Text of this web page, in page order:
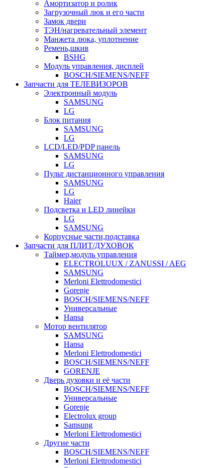
Амортизатор и ролик
Загрузочный люк и его части
Замок двери
ТЭН/нагревательный элемент
Манжета люка, уплотнение
Ремень,шкив
BSHG
Модуль управления, дисплей
BOSCH/SIEMENS/NEFF
Запчасти для ТЕЛЕВИЗОРОВ
Электронный модуль
SAMSUNG
LG
Блок питания
SAMSUNG
LG
LCD/LED/PDP панель
SAMSUNG
LG
Пульт дистанционного управления
SAMSUNG
LG
Haier
Подсветка и LED линейки
LG
SAMSUNG
Корпусные части,подставка
Запчасти для ПЛИТ/ДУХОВОК
Таймер,модуль управления
ELECTROLUUX / ZANUSSI / AEG
SAMSUNG
Merloni Elettrodomestici
Gorenje
BOSCH/SIEMENS/NEFF
Универсальные
Hansa
Мотор вентилятор
SAMSUNG
Hansa
Merloni Elettrodomestici
BOSCH/SIEMENS/NEFF
GORENJE
Дверь духовки и её части
BOSCH/SIEMENS/NEFF
Универсальные
Gorenje
Electrolux group
Samsung
Merloni Elettrodomestici
Другие части
BOSCH/SIEMENS/NEFF
Merloni Elettrodomestici